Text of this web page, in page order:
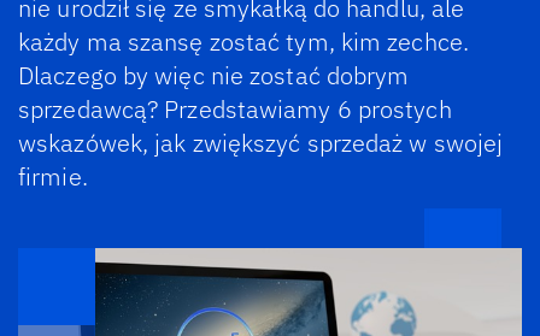
nie urodził się ze smykałką do handlu, ale
każdy ma szansę zostać tym, kim zechce.
Dlaczego by więc nie zostać dobrym
sprzedawcą? Przedstawiamy 6 prostych
wskazówek, jak zwiększyć sprzedaż w swojej
firmie.